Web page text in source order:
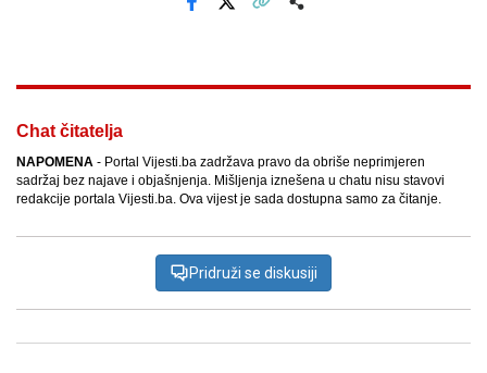
Chat čitatelja
NAPOMENA - Portal Vijesti.ba zadržava pravo da obriše neprimjeren
sadržaj bez najave i objašnjenja. Mišljenja iznešena u chatu nisu stavovi
redakcije portala Vijesti.ba. Ova vijest je sada dostupna samo za čitanje.
Pridruži se diskusiji